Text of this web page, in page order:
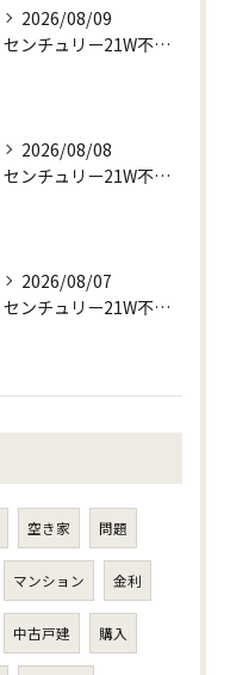
2026/08/09
センチュリー21W不動産販売で査定前から始める不動産売却
2026/08/08
センチュリー21W不動産販売で来店予約から土地売却相談
2026/08/07
センチュリー21W不動産販売の駅近相談と地域目線
空き家 問題
マンション 金利
中古戸建 購入